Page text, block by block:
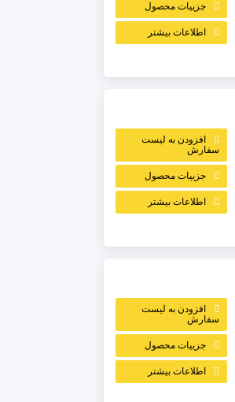
جزییات محصول
اطلاعات بیشتر
افزودن به لیست
سفارش
جزییات محصول
اطلاعات بیشتر
افزودن به لیست
سفارش
جزییات محصول
اطلاعات بیشتر